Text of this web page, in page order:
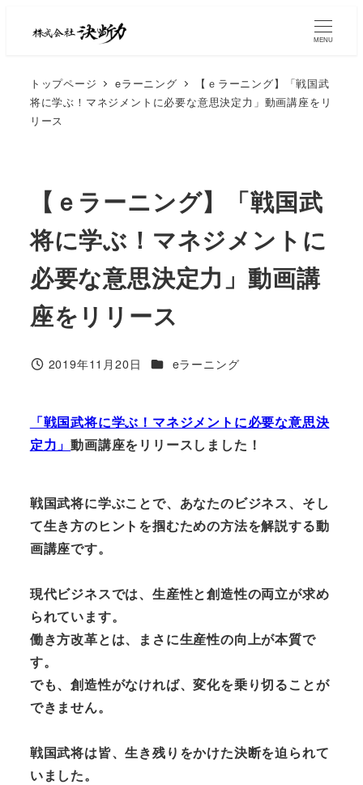
MENU
トップページ eラーニング
【ｅラーニング】「戦国武
将に学ぶ！マネジメントに必要な意思決定力」動画講座をリ
リース
【ｅラーニング】「戦国武
将に学ぶ！マネジメントに
必要な意思決定力」動画講
座をリリース
2019年11月20日 eラーニング
「戦国武将に学ぶ！マネジメントに必要な意思決
定力」動画講座をリリースしました！
戦国武将に学ぶことで、あなたのビジネス、そし
て生き方のヒントを掴むための方法を解説する動
画講座です。
現代ビジネスでは、生産性と創造性の両立が求め
られています。
働き方改革とは、まさに生産性の向上が本質で
す。
でも、創造性がなければ、変化を乗り切ることが
できません。
戦国武将は皆、生き残りをかけた決断を迫られて
いました。